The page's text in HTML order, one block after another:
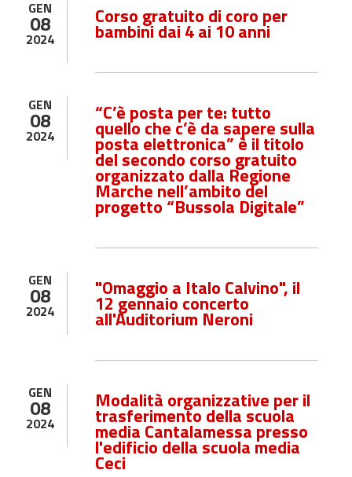
GEN
08
2024
Corso gratuito di coro per
bambini dai 4 ai 10 anni
GEN
08
2024
“C’è posta per te: tutto
quello che c’è da sapere sulla
posta elettronica” è il titolo
del secondo corso gratuito
organizzato dalla Regione
Marche nell’ambito del
progetto “Bussola Digitale”
GEN
08
2024
"Omaggio a Italo Calvino", il
12 gennaio concerto
all'Auditorium Neroni
GEN
08
2024
Modalità organizzative per il
trasferimento della scuola
media Cantalamessa presso
l'edificio della scuola media
Ceci